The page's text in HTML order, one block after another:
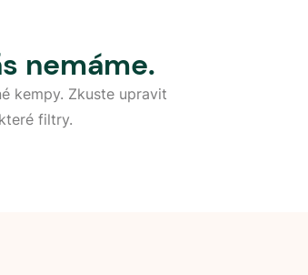
nemáme.
kempy. Zkuste upravit
filtry.